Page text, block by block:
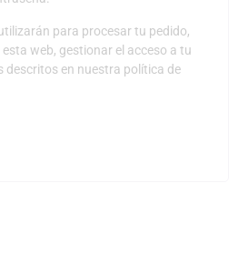
para procesar tu pedido,
web, gestionar el acceso a tu
descritos en nuestra política de